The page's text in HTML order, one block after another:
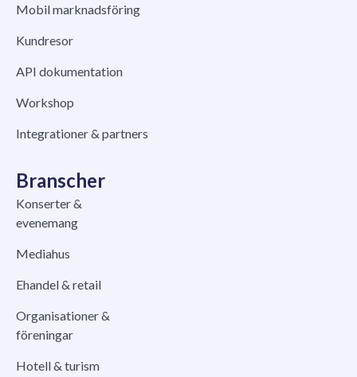
Mobil marknadsföring
Kundresor
API dokumentation
Workshop
Integrationer & partners
Branscher
Konserter &
evenemang
Mediahus
Ehandel & retail
Organisationer &
föreningar
Hotell & turism